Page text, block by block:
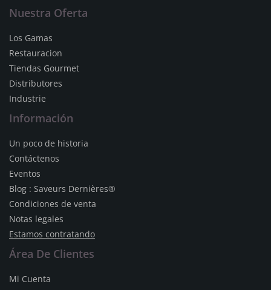
Nuestra Oferta
Los Gamas
Restauracion
Tiendas Gourmet
Distributores
Industrie
Información
Un poco de historia
Contáctenos
Eventos
Blog : Saveurs Dernières®
Condiciones de venta
Notas legales
Estamos contratando
Área De Clientes
Mi Cuenta